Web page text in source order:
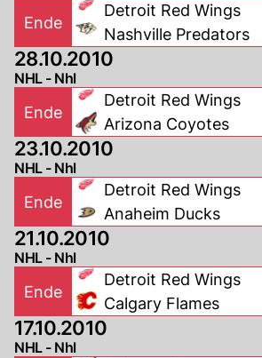
Ende
Detroit Red Wings
Nashville Predators
28.10.2010
NHL - Nhl
Ende
Detroit Red Wings
Arizona Coyotes
23.10.2010
NHL - Nhl
Ende
Detroit Red Wings
Anaheim Ducks
21.10.2010
NHL - Nhl
Ende
Detroit Red Wings
Calgary Flames
17.10.2010
NHL - Nhl